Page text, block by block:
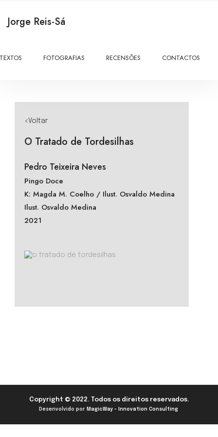
Jorge Reis-Sá
TEXTOS FOTOGRAFIAS RECENSÕES CONTACTOS
<Voltar
O Tratado de Tordesilhas
Pedro Teixeira Neves
Pingo Doce
K: Magda M. Coelho / Ilust. Osvaldo Medina
Ilust. Osvaldo Medina
2021
Copyright © 2022. Todos os direitos reservados.
Desenvolvido por MagicWay - Innovation Consulting